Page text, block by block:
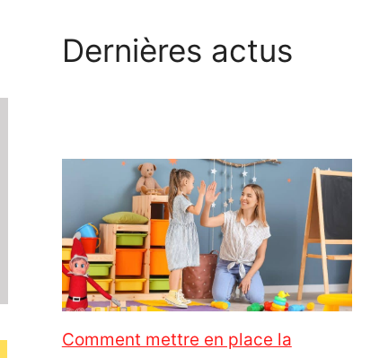
Dernières actus
Comment mettre en place la